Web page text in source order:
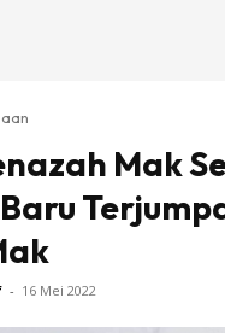
Mak
- 16 Mei 2022